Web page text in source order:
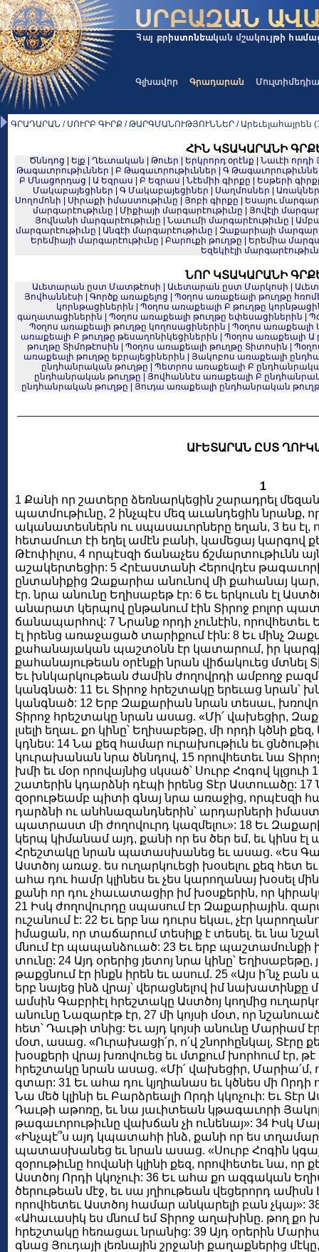
Գլխավոր Գրադարան Մուլտիմեդիա
ԳՐԱԴԱՐԱՆ / ՍՈՒՐԲ ԳԻՐՔ / ԹԱՐԳՄԱՆՈՒԹՅՈՒՆՆԵՐ / Արեւելահայրեն
ՀԻՆ ԿՏԱԿԱՐԱՆԻ
Ծննդոց Ելք Ղեւտական Թուեր Երկրորդ օրէնք
Նաւէի որդի
Թագաւորութիւններ
Բ Թագաւորութիւններ
Գ
Բ Մնացորդաց
Ա Եզրաս Բ Եզրաս Նէեմիի գիրքը
Եսթերի
Մակաբայեցիներ
Գ Մակաբայեցիներ Սաղմոսներ
Առակներ
Սողոմոնի
Սիրաքի իմաստութիւնը Յոբի գիրքը
Եսայու
մարգարէութիւնը
Միքիայի մարգարէութիւնը
Յովէլի
Յովնանի մարգարէութիւնը
Նաւումի մարգարէութիւնը
մարգարէութիւնը
Անգէի մարգարէութիւնը
Զաքարիայի
Երեմիայի մարգարէութիւնը
Բարուքի թուղթը
Երեմիա
Եզեկիէլի
ՆՈՐ ԿՏԱԿԱՐԱՆԻ
Աւետարան ըստ Մատթէոսի Աւետարան ըստ Մարկոսի
Յովհաննէսի
Գործք առաքելոց
Պօղոս առաքեալի թուղթը
կորնթացիներին
Պօղոս առաքեալի Բ թուղթը
գաղատացիներին
Պօղոս առաքեալի թուղթը եփեսացիներին
Պօղոս առաքեալի թուղթը կողոսացիներին
Պօղոս առաքեալի
առաքեալի Բ թուղթը թեսաղոնիկեցիներին
Պօղոս առաքեալի Ա
թուղթը Տիմոթէոսին
Պօղոս առաքեալի թուղթը Տիտոսին
առաքեալի թուղթը եբրայեցիներին
Յակոբոս առաքեալի
ընդհանրական թուղթը
Պետրոս առաքեալի Բ
ընդհանրական թուղթը
Յովհաննէս առաքեալի Բ
ընդհանրական թուղթը
Յուդա առաքեալի ընդհանրական
ԱՒԵՏԱՐԱՆ ԸՍՏ
1
1 Քանի որ շատերը ձեռնարկեցին շարադրել
պատմութիւնը, 2 ինչպէս մեզ աւանդեցին նրանք,
ականատեսներն ու սպասաւորները եղան, 3 ես էլ,
հետամուտ էի եղել ամէն բանի, կամեցայ կարգով
Թէոփիլոս, 4 որպէսզի ճանաչես ճշմարտութիւնն
աշակերտեցիր: 5 Հրէաստանի Հերովդէս
ընտանիքից Զաքարիա անունով մի քահանայ կար,
էր. նրա անունը Եղիսաբեթ էր: 6 Եւ երկուսն էլ
անարատ կերպով ընթանում էին Տիրոջ բոլոր
ճանապարհով: 7 Նրանք որդի չունէին, որովհետեւ
էլ իրենց առաջացած տարիքում էին: 8 Եւ մինչ
քահանայական պաշտօնն էր կատարում, իր կարգի
քահանայութեան օրէնքի նրան վիճակուեց մտնել
Եւ խնկարկութեան ժամին ժողովրդի ամբողջ
կանգնած: 11 Եւ Տիրոջ հրեշտակը երեւաց նրան՝
կանգնած: 12 Երբ Զաքարիան նրան տեսաւ,
Տիրոջ հրեշտակը նրան ասաց. «Մի՛ վախեցիր,
լսելի եղաւ. քո կինը՝ Եղիսաբեթը, մի որդի կծնի
կդնես: 14 Նա քեզ համար ուրախութիւն եւ
կուրախանան նրա ծննդով, 15 որովհետեւ նա Տիրոջ
խմի եւ մօր որովայնից սկսած՝ Սուրբ Հոգով կլցուի
շատերին կդարձնի դէպի իրենց Տէր Աստուածը: 17
զօրութեամբ պիտի գնայ նրա առաջից, որպէսզի
դարձնի ու անհնազանդներին՝ արդարների
պատրաստ մի ժողովուրդ կազմելու»: 18 Եւ
կերպ կիմանամ այդ, քանի որ ես ծեր եմ, եւ կինս
Հրեշտակը նրան պատասխանեց եւ ասաց. «Ես
Աստծոյ առաջ. ես ուղարկուեցի խօսելու քեզ հետ
ահա դու համր կլինես եւ չես կարողանայ խօսել
քանի որ դու չհաւատացիր իմ խօսքերին, որ
21 Իսկ ժողովուրդը սպասում էր Զաքարիային.
ուշանում է: 22 Եւ երբ նա դուրս եկաւ, չէր
իմացան, որ տաճարում տեսիլք է տեսել. եւ նա
մնում էր պապանձուած: 23 Եւ երբ պաշտամունքի
տունը: 24 Այդ օրերից յետոյ նրա կինը՝
թաքցնում էր ինքն իրեն եւ ասում. 25 «Այս ի՛նչ բան
երբ նայեց ինձ վրայ՝ վերացնելով իմ նախատինքը
ամսին Գաբրիէլ հրեշտակը Աստծոյ կողմից
անունը Նազարէթ էր, 27 մի կոյսի մօտ, որ
հետ՝ Դաւթի տնից: Եւ այդ կոյսի անունը Մարիամ
մօտ, ասաց. «Ուրախացի՛ր, ո՛վ շնորհընկալ, Տէրը
խօսքերի վրայ խռովուեց եւ մտքում խորհում էր, թէ
հրեշտակը նրան ասաց. «Մի՛ վախեցիր, Մարիա՛մ,
գտար: 31 Եւ ահա դու կյղիանաս եւ կծնես մի Որդի
Նա մեծ կլինի եւ Բարձրեալի Որդի կկոչուի: Եւ
Դաւթի աթոռը, եւ նա յաւիտեան կթագաւորի
թագաւորութիւնը վախճան չի ունենայ»: 34 Իսկ
«Ինչպէ՞ս այդ կպատահի ինձ, քանի որ ես
պատասխանեց եւ նրան ասաց. «Սուրբ Հոգին կգայ
զօրութիւնը հովանի կլինի քեզ, որովհետեւ նա, որ
Աստծոյ Որդի կկոչուի: 36 Եւ ահա քո ազգական
ծերութեան մէջ, եւ սա յղիութեան վեցերորդ ամիսն
որովհետեւ Աստծոյ համար անկարելի բան չկայ»:
«Ահաւասիկ ես մնում եմ Տիրոջ աղախինը. թող քո
հրեշտակը հեռացաւ նրանից: 39 Այդ օրերին
գնաց Յուդայի լեռնային շրջանի քաղաքներից